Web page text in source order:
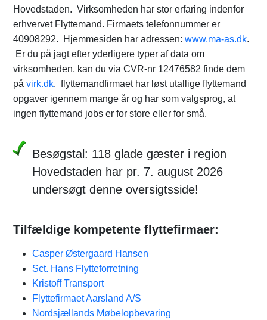
Hovedstaden. Virksomheden har stor erfaring indenfor
erhvervet Flyttemand. Firmaets telefonnummer er
40908292. Hjemmesiden har adressen: www.ma-as.dk.
Er du på jagt efter yderligere typer af data om
virksomheden, kan du via CVR-nr 12476582 finde dem
på virk.dk. flyttemandfirmaet har løst utallige flyttemand
opgaver igennem mange år og har som valgsprog, at
ingen flyttemand jobs er for store eller for små.
Besøgstal: 118 glade gæster i region
Hovedstaden har pr. 7. august 2026
undersøgt denne oversigtsside!
Tilfældige kompetente flyttefirmaer:
Casper Østergaard Hansen
Sct. Hans Flytteforretning
Kristoff Transport
Flyttefirmaet Aarsland A/S
Nordsjællands Møbelopbevaring